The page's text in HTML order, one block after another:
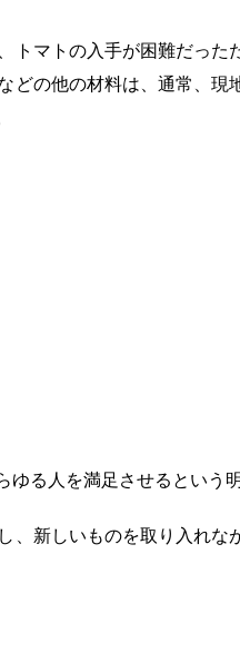
トマトの入手が困難だった
の他の材料は、通常、現
る人を満足させるという
新しいものを取り入れな